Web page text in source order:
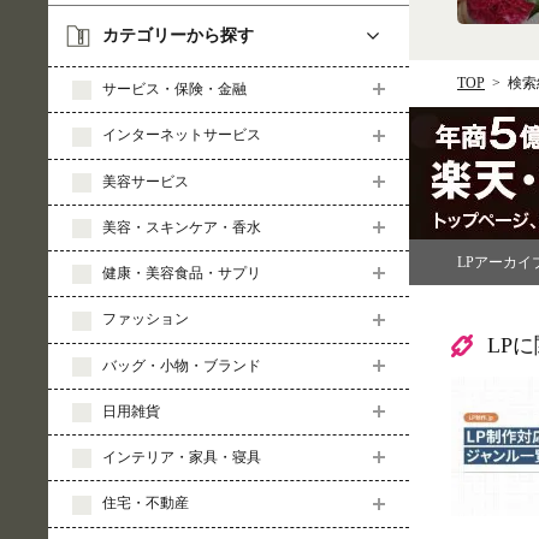
カテゴリーから探す
サービス・保険・金融
インターネットサービス
美容サービス
美容・スキンケア・香水
健康・美容食品・サプリ
ファッション
バッグ・小物・ブランド
日用雑貨
インテリア・家具・寝具
住宅・不動産
TOP 検
LPアーカイ
LP